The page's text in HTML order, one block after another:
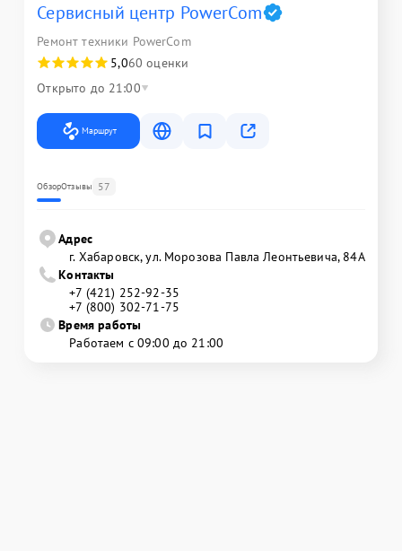
Сервисный центр PowerCom
Ремонт техники PowerCom
5,060 оценки
Открыто до 21:00
Маршрут
ОбзорОтзывы 57
Адрес
г. Хабаровск, ул. Морозова Павла Леонтьевича, 84А
Контакты
+7 (421) 252-92-35
+7 (800) 302-71-75
Время работы
Работаем с 09:00 до 21:00